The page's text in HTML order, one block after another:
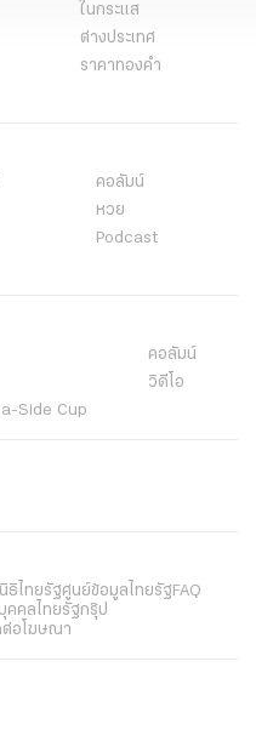
ในกระแส
ต่างประเทศ
ราคาทองคำ
คอลัมน์
หวย
Podcast
คอลัมน์
วิดีโอ
Side Cup
ธิไทยรัฐศูนย์ข้อมูลไทยรัฐFAQ
คคลไทยรัฐกรุ๊ป
อโฆษณา